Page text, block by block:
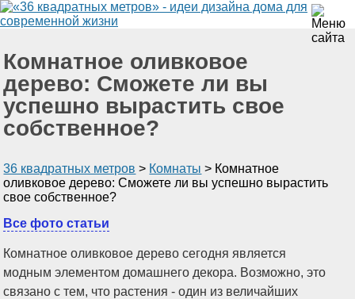
Комнатное оливковое
дерево: Сможете ли вы
успешно вырастить свое
собственное?
36 квадратных метров > Комнаты > Комнатное
оливковое дерево: Сможете ли вы успешно вырастить
свое собственное?
Все фото статьи
Комнатное оливковое дерево сегодня является
модным элементом домашнего декора. Возможно, это
связано с тем, что растения - один из величайших